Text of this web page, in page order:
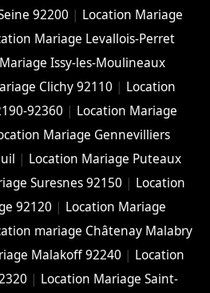
92200 | Location Mariage
Mariage Levallois-Perret
Issy-les-Moulineaux
Clichy 92110 | Location
92360 | Location Mariage
Mariage Gennevilliers
| Location Mariage Puteaux
Suresnes 92150 | Location
92120 | Location Mariage
mariage Châtenay Malabry
Malakoff 92240 | Location
| Location Mariage Saint-